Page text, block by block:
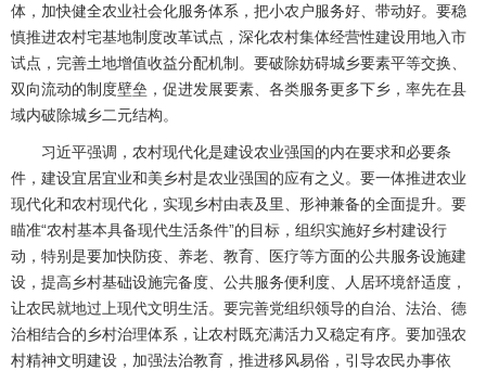
体，加快健全农业社会化服务体系，把小农户服务好、带动好。要稳
慎推进农村宅基地制度改革试点，深化农村集体经营性建设用地入市
试点，完善土地增值收益分配机制。要破除妨碍城乡要素平等交换、
双向流动的制度壁垒，促进发展要素、各类服务更多下乡，率先在县
域内破除城乡二元结构。
习近平强调，农村现代化是建设农业强国的内在要求和必要条
件，建设宜居宜业和美乡村是农业强国的应有之义。要一体推进农业
现代化和农村现代化，实现乡村由表及里、形神兼备的全面提升。要
瞄准“农村基本具备现代生活条件”的目标，组织实施好乡村建设行
动，特别是要加快防疫、养老、教育、医疗等方面的公共服务设施建
设，提高乡村基础设施完备度、公共服务便利度、人居环境舒适度，
让农民就地过上现代文明生活。要完善党组织领导的自治、法治、德
治相结合的乡村治理体系，让农村既充满活力又稳定有序。要加强农
村精神文明建设，加强法治教育，推进移风易俗，引导农民办事依